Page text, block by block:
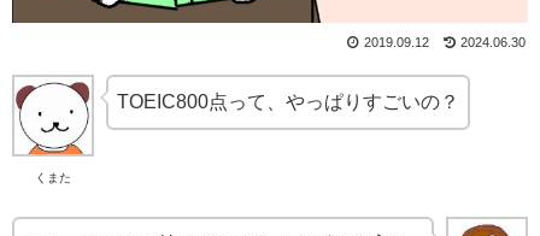
2019.09.12 2024.06.30
くまた
TOEIC800点って、やっぱりすごいの？